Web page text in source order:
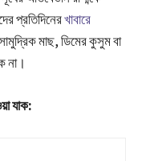
প্রতিদিনেরখাবারে
মাছ, ডিমের কুসুম বা
না।
যাক: